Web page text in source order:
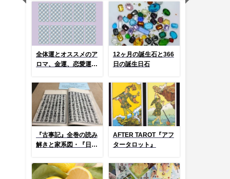
全体運とオススメのア
ロマ、金運、恋愛運、
プ！
12ヶ月の誕生石と366
日の誕生日石
『古事記』全巻の読み
解きと家系図・『日本
ム
AFTER TAROT『アフ
タータロット』